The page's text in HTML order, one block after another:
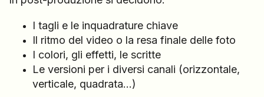
I tagli e le inquadrature chiave
Il ritmo del video o la resa finale delle foto
I colori, gli effetti, le scritte
Le versioni per i diversi canali (orizzontale,
verticale, quadrata…)